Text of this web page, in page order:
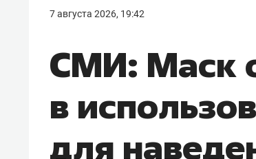
7 августа 2026, 19:42
СМИ: Маск
в
для